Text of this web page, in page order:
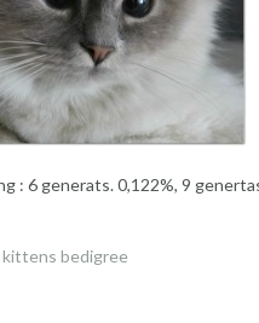
: 6 generats. 0,122%, 9
kittens bedigree